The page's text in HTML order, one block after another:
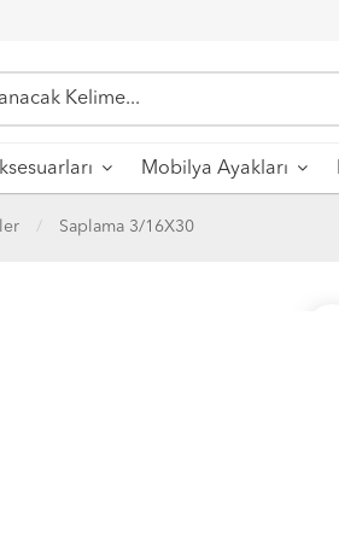
Mobilya Ayakları
Saplama 3/16X30